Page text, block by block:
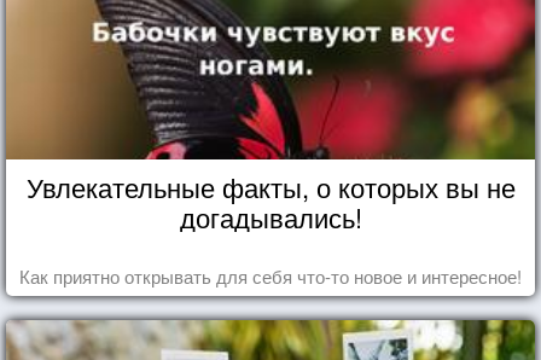
Увлекательные факты, о которых вы не
догадывались!
Как приятно открывать для себя что-то новое и интересное!